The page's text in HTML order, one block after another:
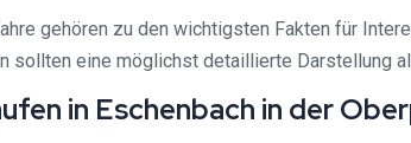
gehören zu den wichtigsten Fakten für
sollten eine möglichst detaillierte Darstellung
in Eschenbach in der